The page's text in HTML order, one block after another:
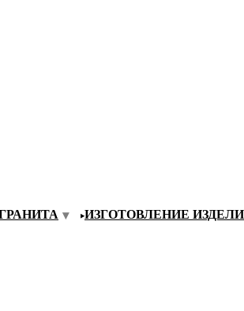
ИЗГОТОВЛЕНИЕ